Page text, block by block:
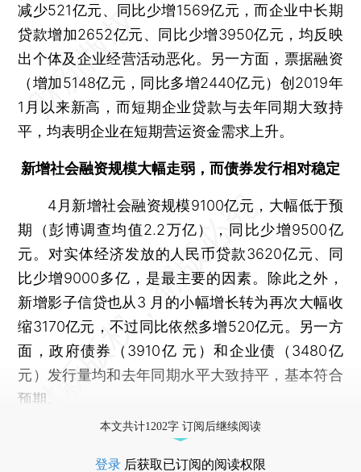
减少521亿元、同比少增1569亿元，而企业中长期
贷款增加2652亿元、同比少增3950亿元，均反映
出个体及企业经营活动恶化。另一方面，票据融资
（增加5148亿元，同比多增2440亿元）创2019年
1月以来新高，而短期企业贷款与去年同期大致持
平，均表明企业在短期营运资金需求上升。
新增社会融资规模大幅走弱，而债券发行相对稳定
4月新增社会融资规模9100亿元，大幅低于预
期（彭博调查均值2.2万亿），同比少增9500亿
元。对实体经济发放的人民币贷款3620亿元、同
比少增9000多亿，是最主要的因素。除此之外，
新增影子信贷也从3 月的小幅增长转为再次大幅收
缩3170亿元，不过同比依然多增520亿元。另一方
面，政府债券（3910亿 元）和企业债（3480亿
元）发行量均和去年同期水平大致持平，基本符合
预期。
本文共计1202字 订阅后继续阅读
登录 后获取已订阅的阅读权限